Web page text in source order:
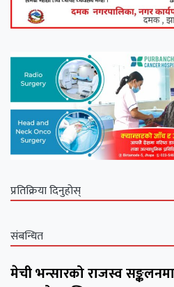
प्रतिक्रिया दिनुहोस्
संबन्धित
मेची भन्सारको राजस्व